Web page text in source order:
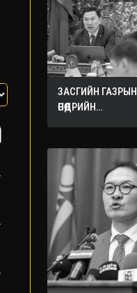
ЗАСГИЙН ГАЗРЫН
ӨНӨӨДРИЙН
ШИЙДВЭРҮҮД